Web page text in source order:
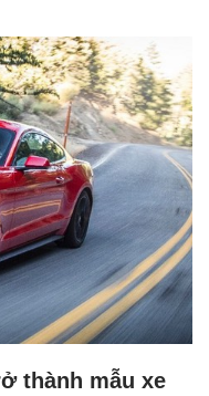
thành mẫu xe